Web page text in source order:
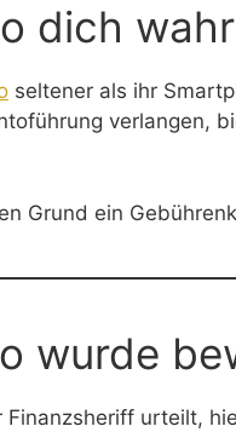
dich
seltener als ihr
verlangen,
Grund ein
wurde
urteilt,